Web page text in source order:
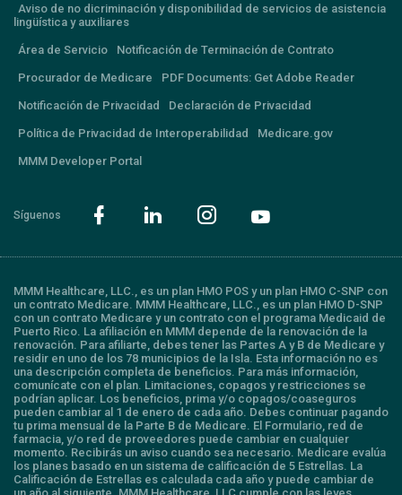
Aviso de no dicriminación y disponibilidad de servicios de asistencia
lingüística y auxiliares
Área de Servicio Notificación de Terminación de Contrato
Procurador de Medicare PDF Documents: Get Adobe Reader
Notificación de Privacidad Declaración de Privacidad
Política de Privacidad de Interoperabilidad Medicare.gov
MMM Developer Portal
Síguenos
MMM Healthcare, LLC., es un plan HMO POS y un plan HMO C-SNP con
un contrato Medicare. MMM Healthcare, LLC., es un plan HMO D-SNP
con un contrato Medicare y un contrato con el programa Medicaid de
Puerto Rico. La afiliación en MMM depende de la renovación de la
renovación. Para afiliarte, debes tener las Partes A y B de Medicare y
residir en uno de los 78 municipios de la Isla. Esta información no es
una descripción completa de beneficios. Para más información,
comunícate con el plan. Limitaciones, copagos y restricciones se
podrían aplicar. Los beneficios, prima y/o copagos/coaseguros
pueden cambiar al 1 de enero de cada año. Debes continuar pagando
tu prima mensual de la Parte B de Medicare. El Formulario, red de
farmacia, y/o red de proveedores puede cambiar en cualquier
momento. Recibirás un aviso cuando sea necesario. Medicare evalúa
los planes basado en un sistema de calificación de 5 Estrellas. La
Calificación de Estrellas es calculada cada año y puede cambiar de